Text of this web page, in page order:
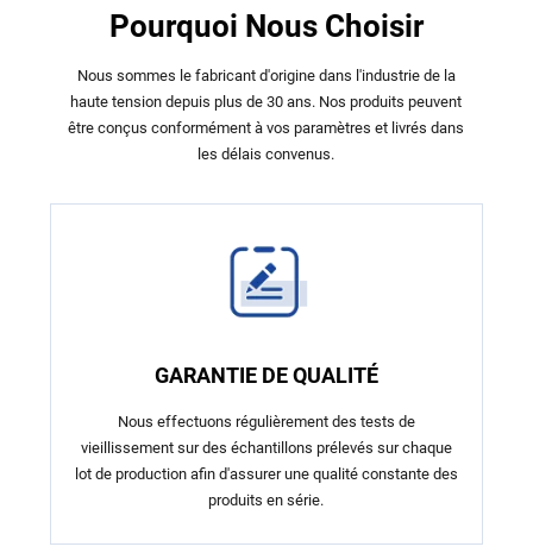
Pourquoi Nous Choisir
Nous sommes le fabricant d'origine dans l'industrie de la
haute tension depuis plus de 30 ans. Nos produits peuvent
être conçus conformément à vos paramètres et livrés dans
les délais convenus.
GARANTIE DE QUALITÉ
Nous effectuons régulièrement des tests de
vieillissement sur des échantillons prélevés sur chaque
lot de production afin d'assurer une qualité constante des
produits en série.